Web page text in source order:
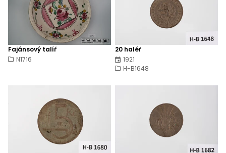
Fajánsový talíř
N1716
20 haléř
1921
H-B1648